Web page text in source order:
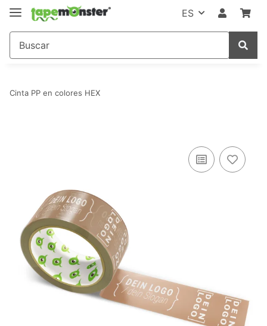
ES
Cinta PP en colores HEX